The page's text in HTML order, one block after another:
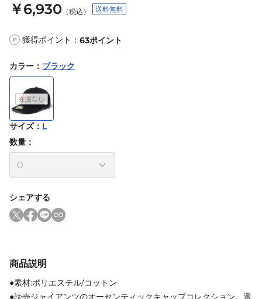
￥6,930 （税込） 送料無料
P 獲得ポイント： 63ポイント
カラー ： ブラック
サイズ： L
数量：
シェアする
商品説明
●素材:ポリエステル/コットン
●読売ジャイアンツのオーセンティックキャップコレクション。選